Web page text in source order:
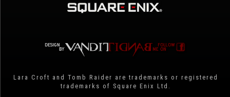
Lara Croft and Tomb Raider are trademarks or registered
trademarks of Square Enix Ltd.